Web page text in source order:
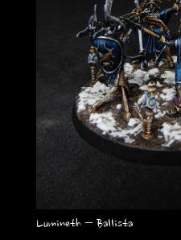
Lumineth – Ballista